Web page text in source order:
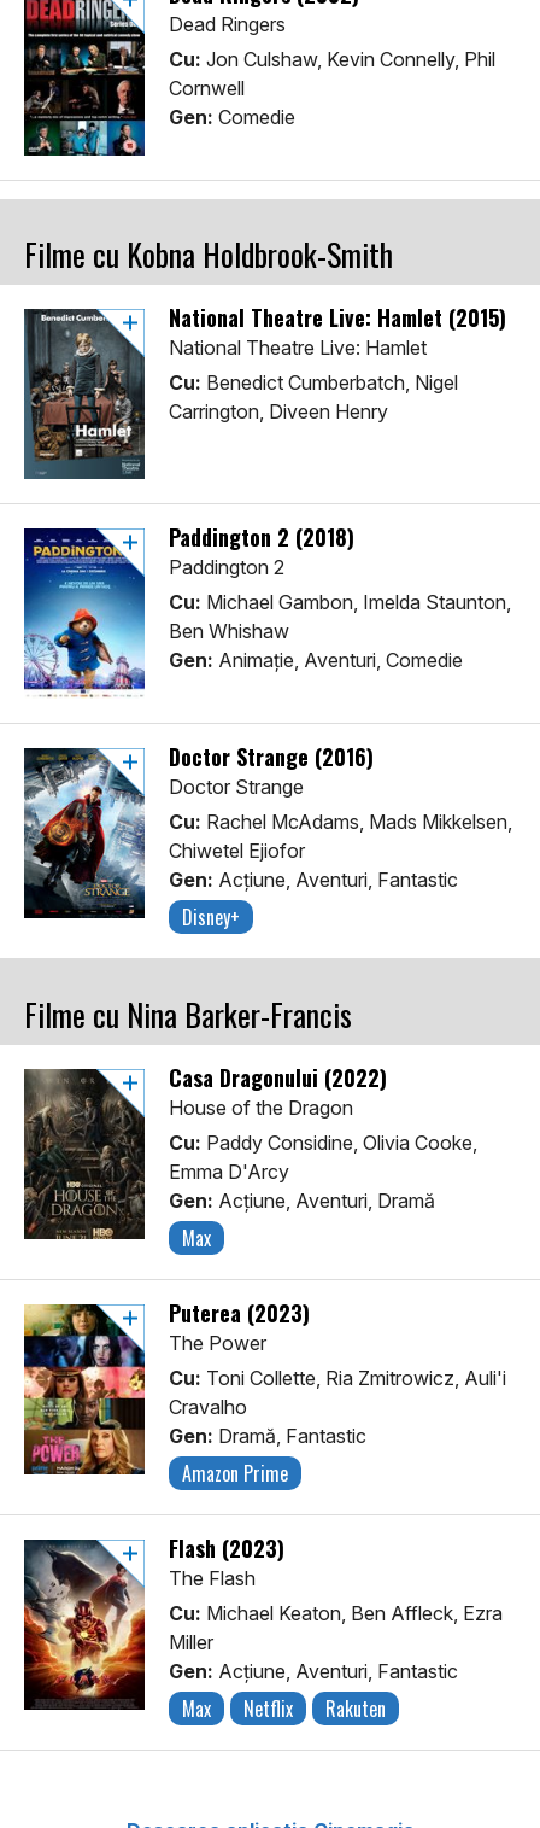
Dead Ringers
Cu: Jon Culshaw, Kevin Connelly, Phil
Cornwell
Gen: Comedie
Filme cu Kobna Holdbrook-Smith
National Theatre Live: Hamlet (2015)
National Theatre Live: Hamlet
Cu: Benedict Cumberbatch, Nigel
Carrington, Diveen Henry
Paddington 2 (2018)
Paddington 2
Cu: Michael Gambon, Imelda Staunton,
Ben Whishaw
Gen: Animaţie, Aventuri, Comedie
Doctor Strange (2016)
Doctor Strange
Cu: Rachel McAdams, Mads Mikkelsen,
Chiwetel Ejiofor
Gen: Acţiune, Aventuri, Fantastic
Disney+
Filme cu Nina Barker-Francis
Casa Dragonului (2022)
House of the Dragon
Cu: Paddy Considine, Olivia Cooke,
Emma D'Arcy
Gen: Acţiune, Aventuri, Dramă
Max
Puterea (2023)
The Power
Cu: Toni Collette, Ria Zmitrowicz, Auli'i
Cravalho
Gen: Dramă, Fantastic
Amazon Prime
Flash (2023)
The Flash
Cu: Michael Keaton, Ben Affleck, Ezra
Miller
Gen: Acţiune, Aventuri, Fantastic
Max Netflix Rakuten